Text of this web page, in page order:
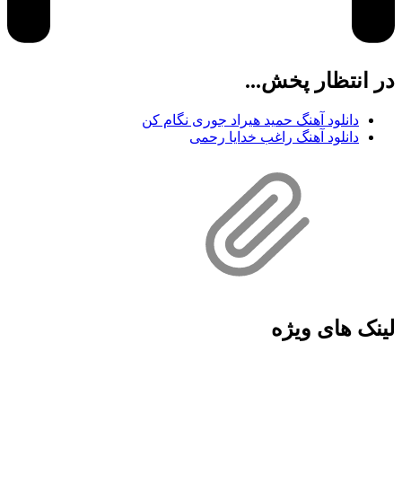
در انتظار پخش...
دانلود آهنگ حمید هیراد جوری نگام کن
دانلود آهنگ راغب خدایا رحمی
لینک های ویژه